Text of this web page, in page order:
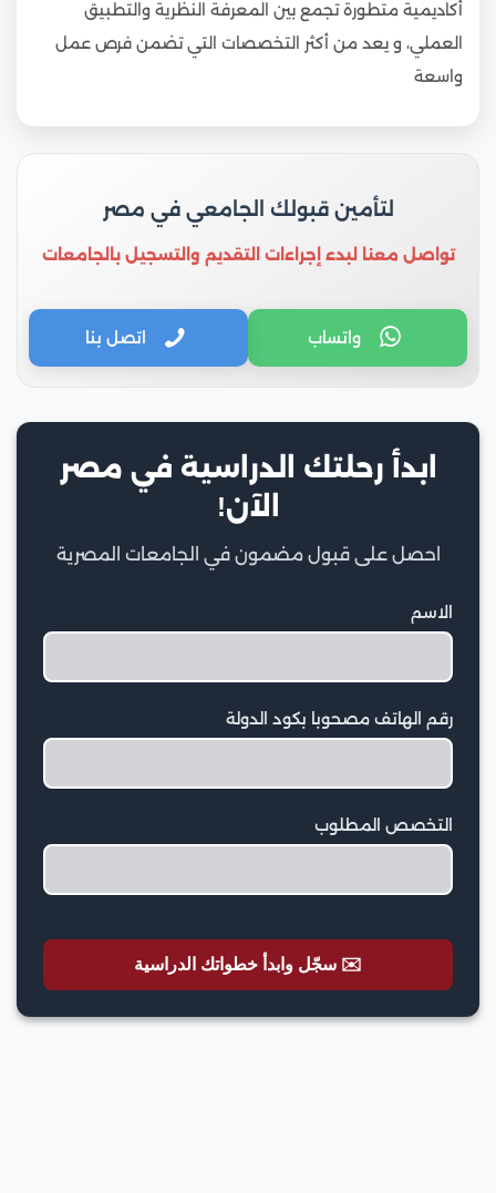
أكاديمية متطورة تجمع بين المعرفة النظرية والتطبيق
العملي، و يعد من أكثر التخصصات التي تضمن فرص عمل
واسعة
لتأمين قبولك الجامعي في مصر
تواصل معنا لبدء إجراءات التقديم والتسجيل بالجامعات
واتساب اتصل بنا
ابدأ رحلتك الدراسية في مصر
الآن!
احصل على قبول مضمون في الجامعات المصرية
الاسم
رقم الهاتف مصحوبا بكود الدولة
التخصص المطلوب
✉️ سجّل وابدأ خطواتك الدراسية